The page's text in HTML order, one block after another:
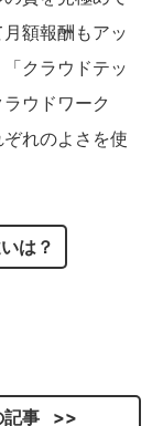
額報酬もアッ
クラウドテッ
ウドワーク
れのよさを使
は？
記事